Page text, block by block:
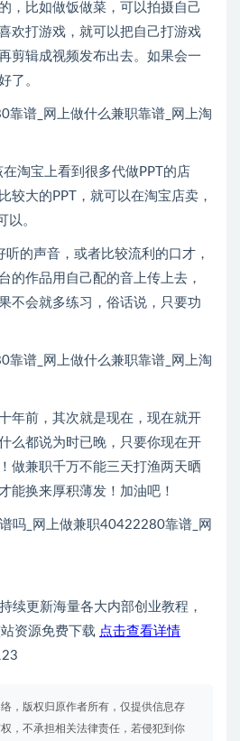
，比如做饭做菜，可以拍摄自己
欢打游戏，就可以把自己打游戏
剪辑成视频发布出去。如果会一
了。
淘宝上看到很多代做PPT的店
较大的PPT，就可以在淘宝店卖，
以。
的声音，或者比较流利的口才，
的作品用自己配的音上传上去，
不会就多练习，俗话说，只要功
年前，其次就是现在，现在就开
么都说为时已晚，只要你现在开
做兼职千万不能三天打渔两天晒
能换来厚积薄发！加油吧！
续更新海量各大内部创业教程，
资源免费下载 点击查看详情
，版权归原作者所有，仅提供信息存
，不承担相关法律责任，若侵犯到你